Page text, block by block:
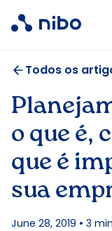
Todos os
o que é,
que é
sua
June 28, 2019 • 3